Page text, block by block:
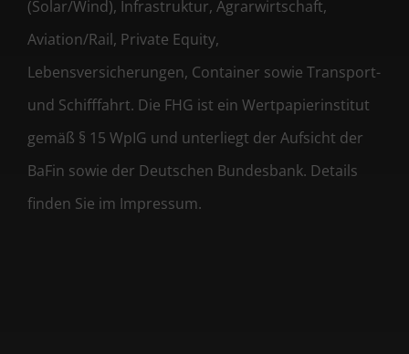
(Solar/Wind), Infrastruktur, Agrarwirtschaft,
Aviation/Rail, Private Equity,
Lebensversicherungen, Container sowie Transport-
und Schifffahrt. Die FHG ist ein Wertpapierinstitut
gemäß § 15 WpIG und unterliegt der Aufsicht der
BaFin sowie der Deutschen Bundesbank. Details
finden Sie im Impressum.